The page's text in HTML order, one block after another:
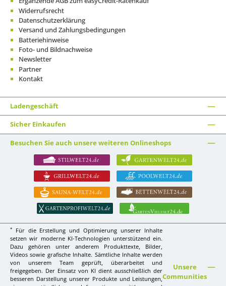
Widerrufsrecht
Datenschutzerklärung
Versand und Zahlungsbedingungen
Batteriehinweise
Foto- und Bildnachweise
Newsletter
Partner
Kontakt
Ladengeschäft
Sicher Einkaufen
Besuchen Sie auch unsere weiteren Onlineshops
*
Für die Erstellung und Optimierung unserer Inhalte
setzen wir moderne KI-Technologien unterstützend ein.
Dazu gehören unter anderem Produkttexte, Bilder,
Videos sowie grafische Inhalte. Sämtliche Inhalte werden
von unserem Team geprüft, überarbeitet und
freigegeben. Der Einsatz von KI dient ausschließlich der
besseren Darstellung unserer Produkte und Leistungen,
Unsere
Communities